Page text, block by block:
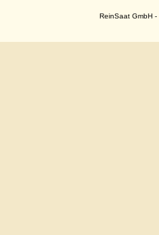
ReinSaat GmbH